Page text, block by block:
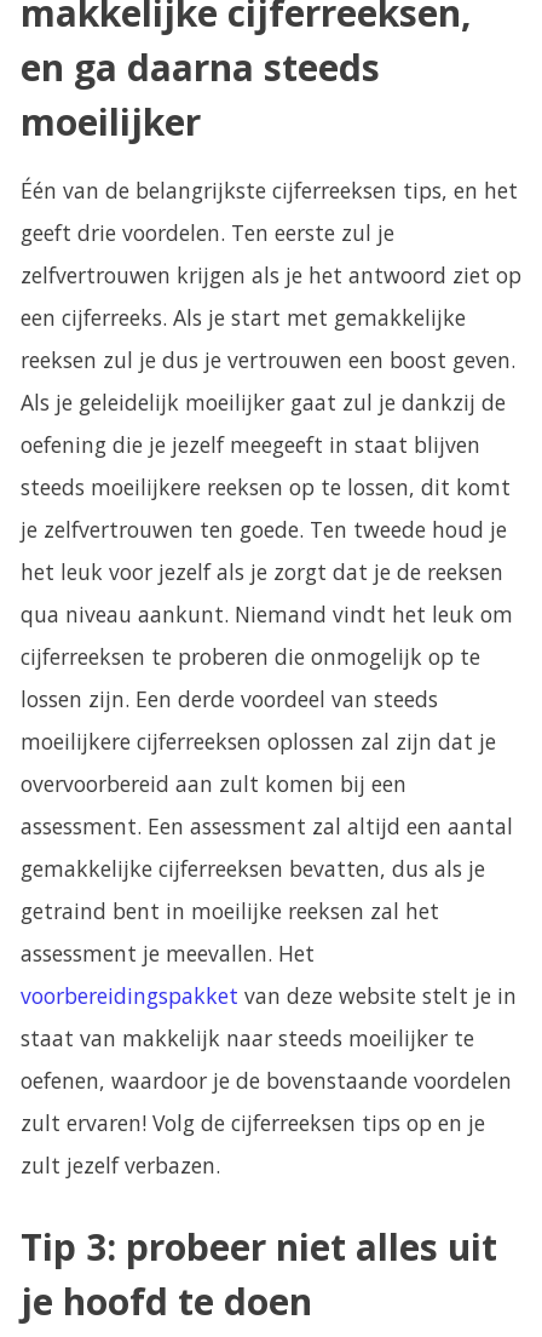
makkelijke cijferreeksen,
en ga daarna steeds
moeilijker
Één van de belangrijkste cijferreeksen tips, en het
geeft drie voordelen. Ten eerste zul je
zelfvertrouwen krijgen als je het antwoord ziet op
een cijferreeks. Als je start met gemakkelijke
reeksen zul je dus je vertrouwen een boost geven.
Als je geleidelijk moeilijker gaat zul je dankzij de
oefening die je jezelf meegeeft in staat blijven
steeds moeilijkere reeksen op te lossen, dit komt
je zelfvertrouwen ten goede. Ten tweede houd je
het leuk voor jezelf als je zorgt dat je de reeksen
qua niveau aankunt. Niemand vindt het leuk om
cijferreeksen te proberen die onmogelijk op te
lossen zijn. Een derde voordeel van steeds
moeilijkere cijferreeksen oplossen zal zijn dat je
overvoorbereid aan zult komen bij een
assessment. Een assessment zal altijd een aantal
gemakkelijke cijferreeksen bevatten, dus als je
getraind bent in moeilijke reeksen zal het
assessment je meevallen. Het
voorbereidingspakket van deze website stelt je in
staat van makkelijk naar steeds moeilijker te
oefenen, waardoor je de bovenstaande voordelen
zult ervaren! Volg de cijferreeksen tips op en je
zult jezelf verbazen.
Tip 3: probeer niet alles uit
je hoofd te doen